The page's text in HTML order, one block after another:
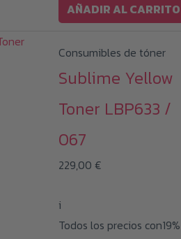
AÑADIR AL CARRITO
Consumibles de tóner
Sublime Yellow
Toner LBP633 /
067
229,00 €
i
Todos los precios con19%